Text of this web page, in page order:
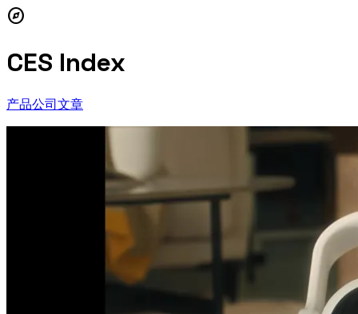
explore
CES Index
产品公司文章